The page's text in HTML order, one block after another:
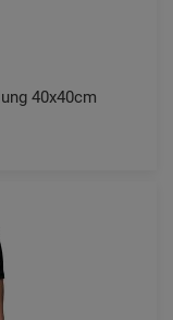
40x40cm